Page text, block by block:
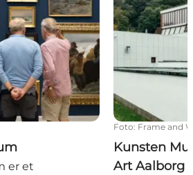
er et
Foto: Frame and
Kunsten
Art Aalborg